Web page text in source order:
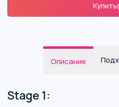
Купить
Описание
Stage 1: